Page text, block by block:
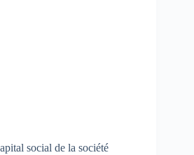
social de la société